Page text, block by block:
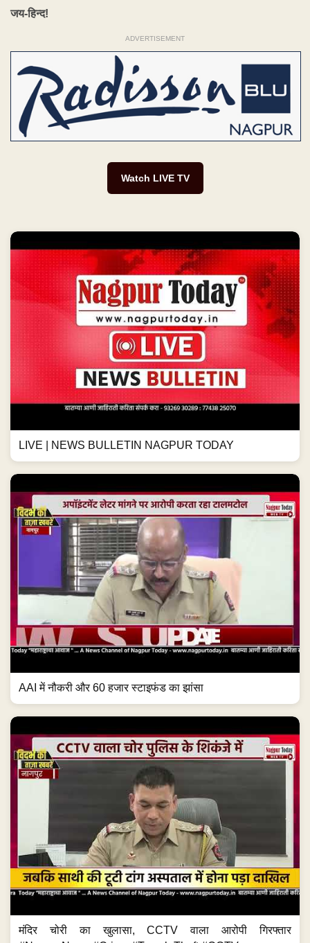
जय-हिन्द!
ADVERTISEMENT
Watch LIVE TV
LIVE | NEWS BULLETIN NAGPUR TODAY
AAI में नौकरी और 60 हजार स्टाइफंड का झांसा
मंदिर चोरी का खुलासा, CCTV वाला आरोपी गिरफ्तार